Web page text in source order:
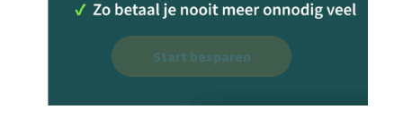
Start besparen